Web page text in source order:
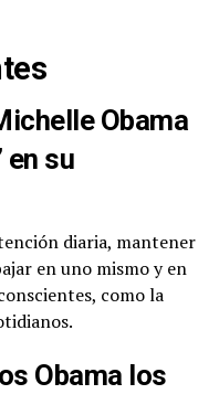
Obama
en su
diaria, mantener
en uno mismo y en
como la
Obama los